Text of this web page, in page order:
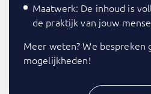
Maatwerk: De inhoud is
de praktijk van jouw
Meer weten? We bespreken
mogelijkheden!